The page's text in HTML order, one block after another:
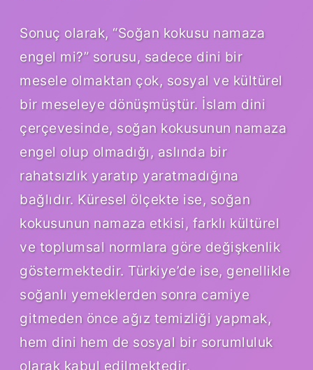
Sonuç olarak, “Soğan kokusu namaza
engel mi?” sorusu, sadece dini bir
mesele olmaktan çok, sosyal ve kültürel
bir meseleye dönüşmüştür. İslam dini
çerçevesinde, soğan kokusunun namaza
engel olup olmadığı, aslında bir
rahatsızlık yaratıp yaratmadığına
bağlıdır. Küresel ölçekte ise, soğan
kokusunun namaza etkisi, farklı kültürel
ve toplumsal normlara göre değişkenlik
göstermektedir. Türkiye’de ise, genellikle
soğanlı yemeklerden sonra camiye
gitmeden önce ağız temizliği yapmak,
hem dini hem de sosyal bir sorumluluk
olarak kabul edilmektedir.